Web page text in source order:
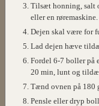
Tilsæt honning, salt
eller en røremaskine.
Dejen skal være for
Lad dejen hæve
Fordel 6-7 boller på
20 min, lunt og
Tænd ovnen på 180
Pensle eller dryp